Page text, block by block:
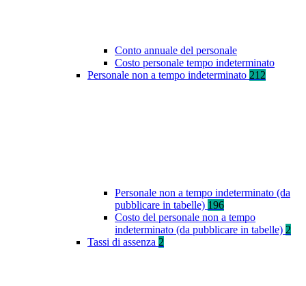
Conto annuale del personale
Costo personale tempo indeterminato
Personale non a tempo indeterminato 212
Personale non a tempo indeterminato (da
pubblicare in tabelle) 196
Costo del personale non a tempo
indeterminato (da pubblicare in tabelle) 2
Tassi di assenza 2